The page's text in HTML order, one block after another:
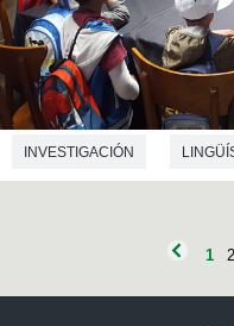
INVESTIGACIÓN
1 2